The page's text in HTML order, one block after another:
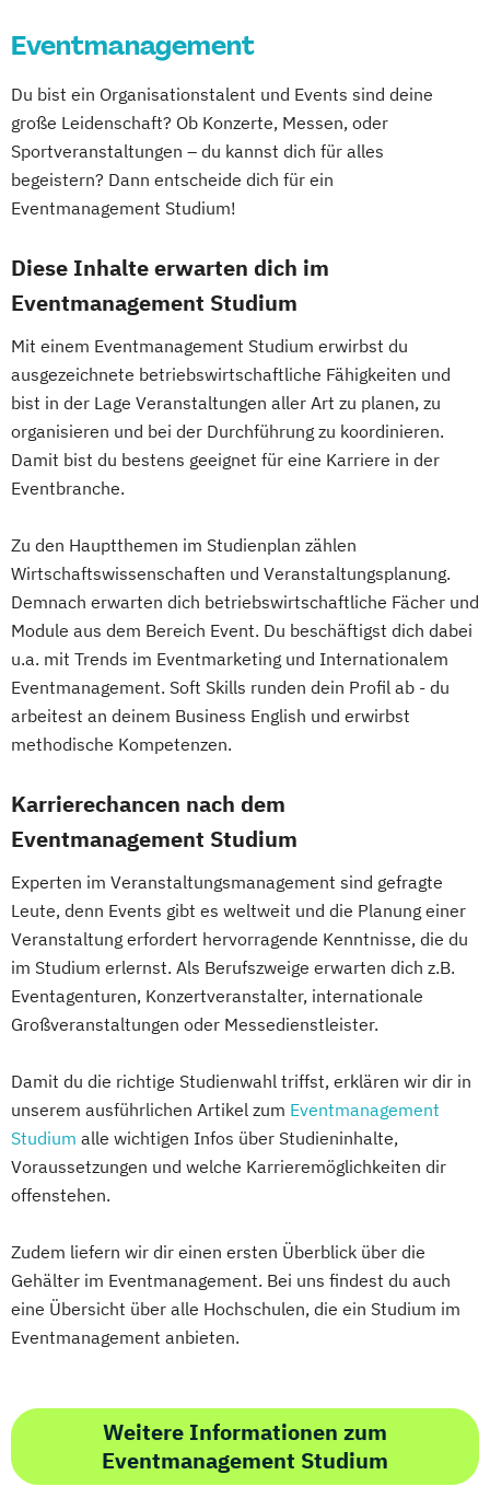
Eventmanagement
Du bist ein Organisationstalent und Events sind deine
große Leidenschaft? Ob Konzerte, Messen, oder
Sportveranstaltungen – du kannst dich für alles
begeistern? Dann entscheide dich für ein
Eventmanagement Studium!
Diese Inhalte erwarten dich im
Eventmanagement Studium
Mit einem Eventmanagement Studium erwirbst du
ausgezeichnete betriebswirtschaftliche Fähigkeiten und
bist in der Lage Veranstaltungen aller Art zu planen, zu
organisieren und bei der Durchführung zu koordinieren.
Damit bist du bestens geeignet für eine Karriere in der
Eventbranche.
Zu den Hauptthemen im Studienplan zählen
Wirtschaftswissenschaften und Veranstaltungsplanung.
Demnach erwarten dich betriebswirtschaftliche Fächer und
Module aus dem Bereich Event. Du beschäftigst dich dabei
u.a. mit Trends im Eventmarketing und Internationalem
Eventmanagement. Soft Skills runden dein Profil ab - du
arbeitest an deinem Business English und erwirbst
methodische Kompetenzen.
Karrierechancen nach dem
Eventmanagement Studium
Experten im Veranstaltungsmanagement sind gefragte
Leute, denn Events gibt es weltweit und die Planung einer
Veranstaltung erfordert hervorragende Kenntnisse, die du
im Studium erlernst. Als Berufszweige erwarten dich z.B.
Eventagenturen, Konzertveranstalter, internationale
Großveranstaltungen oder Messedienstleister.
Damit du die richtige Studienwahl triffst, erklären wir dir in
unserem ausführlichen Artikel zum Eventmanagement
Studium alle wichtigen Infos über Studieninhalte,
Voraussetzungen und welche Karrieremöglichkeiten dir
offenstehen.
Zudem liefern wir dir einen ersten Überblick über die
Gehälter im Eventmanagement. Bei uns findest du auch
eine Übersicht über alle Hochschulen, die ein Studium im
Eventmanagement anbieten.
Weitere Informationen zum
Eventmanagement Studium